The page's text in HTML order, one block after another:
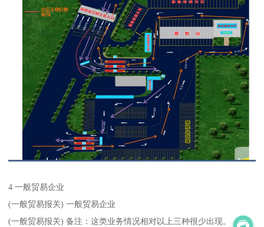
4 一般贸易企业
(一般贸易报关) 一般贸易企业
(一般贸易报关) 备注：这类业务情况相对以上三种很少出现。